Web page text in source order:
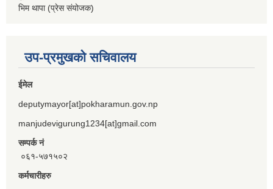
भिम थापा (प्रेस संयोजक)
उप-प्रमुखको सचिवालय
ईमेल
deputymayor[at]pokharamun.gov.np
manjudevigurung1234[at]gmail.com
सम्पर्क नं
०६१-५७१५०२
कर्मचारीहरु